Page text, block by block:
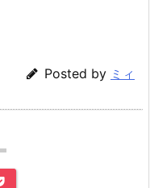
Posted by ミィ